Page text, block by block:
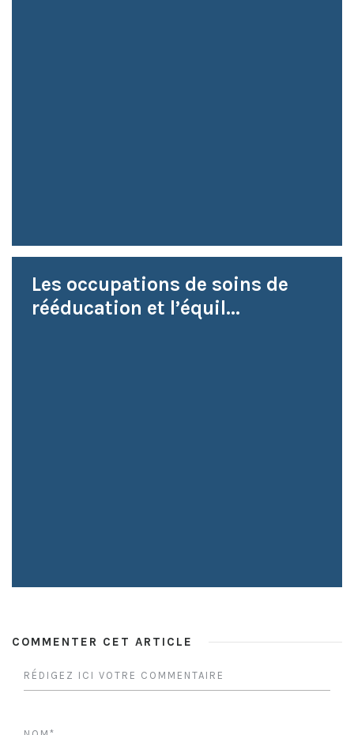
Les occupations de soins de
rééducation et l’équil...
COMMENTER CET ARTICLE